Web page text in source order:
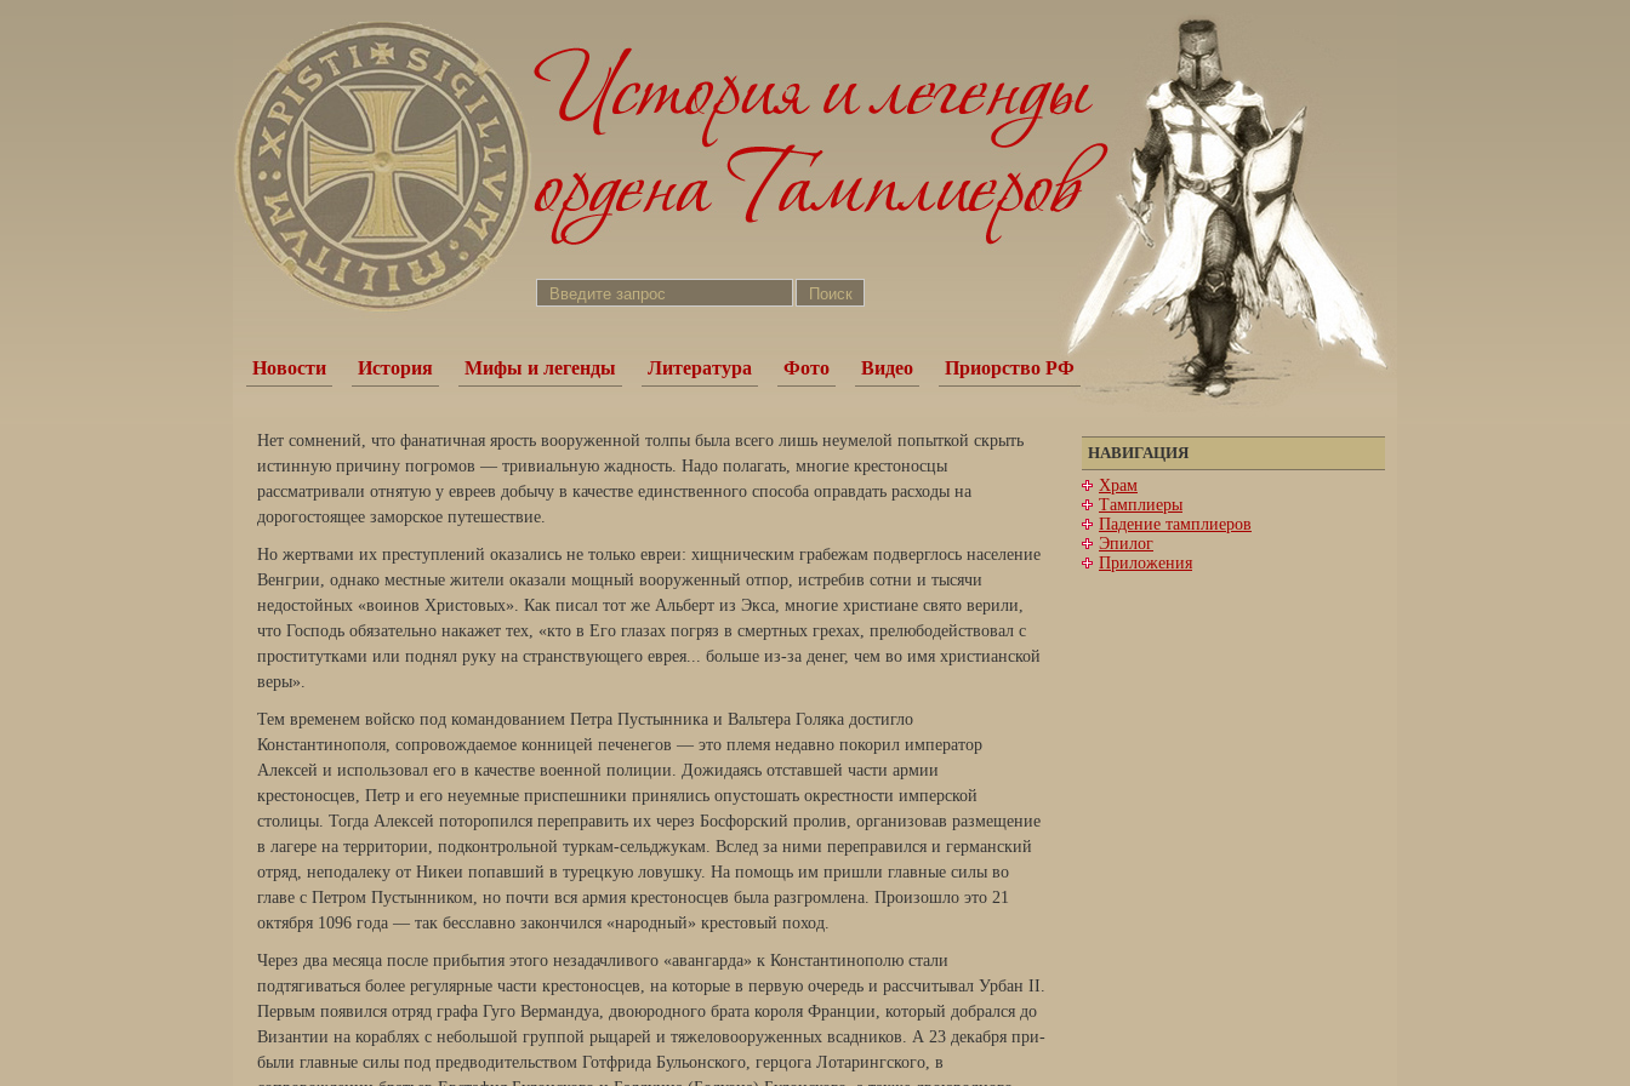
Новости История Мифы и легенды Литература Фото Видео Приорство РФ
Нет сомнений, что фанатичная ярость вооруженной толпы была всего лишь неумелой попыткой скрыть
истинную при­чину погромов — тривиальную жадность. Надо полагать, многие крестоносцы
рассматривали отнятую у евреев добы­чу в качестве единственного способа оправдать расходы на
дорогостоящее заморское путешествие.
Но жертвами их преступлений оказались не только ев­реи: хищническим грабежам подверглось население
Венгрии, однако местные жители оказали мощный вооруженный от­пор, истребив сотни и тысячи
недостойных «воинов Христо­вых». Как писал тот же Альберт из Экса, многие христиане свято верили,
что Господь обязательно накажет тех, «кто в Его глазах погряз в смертных грехах, прелюбодействовал с
проститутками или поднял руку на странствующего еврея... больше из-за денег, чем во имя христианской
веры».
Тем временем войско под командованием Петра Пустын­ника и Вальтера Голяка достигло
Константинополя, сопро­вождаемое конницей печенегов — это племя недавно поко­рил император
Алексей и использовал его в качестве воен­ной полиции. Дожидаясь отставшей части армии
крестоносцев, Петр и его неуемные приспешники принялись опусто­шать окрестности имперской
столицы. Тогда Алексей пото­ропился переправить их через Босфорский пролив, органи­зовав размещение
в лагере на территории, подконтрольной туркам-сельджукам. Вслед за ними переправился и герман­ский
отряд, неподалеку от Никеи попавший в турецкую ло­вушку. На помощь им пришли главные силы во
главе с Пет­ром Пустынником, но почти вся армия крестоносцев была разгромлена. Произошло это 21
октября 1096 года — так бес­славно закончился «народный» крестовый поход.
Через два месяца после прибытия этого незадачливого «авангарда» к Константинополю стали
подтягиваться более регулярные части крестоносцев, на которые в первую оче­редь и рассчитывал Урбан II.
Первым появился отряд графа Гуго Вермандуа, двоюродного брата короля Франции, кото­рый добрался до
Византии на кораблях с небольшой группой рыцарей и тяжеловооруженных всадников. А 23 декабря при­
были главные силы под предводительством Готфрида Бульонского, герцога Лотарингского, в
НАВИГАЦИЯ
Храм
Тамплиеры
Падение тамплиеров
Эпилог
Приложения